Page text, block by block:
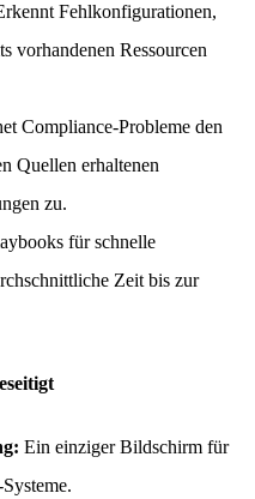
Fehlkonfigurationen,
vorhandenen Ressourcen
Compliance-Probleme den
Quellen erhaltenen
zu.
für schnelle
Zeit bis zur
Ein einziger Bildschirm für